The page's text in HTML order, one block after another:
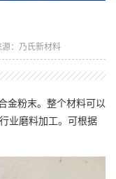
源：乃氏新材料
金粉末。整个材料可以
业磨料加工。可根据